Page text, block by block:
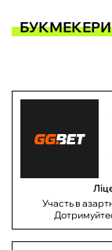
БУКМЕКЕРИ
Участь в